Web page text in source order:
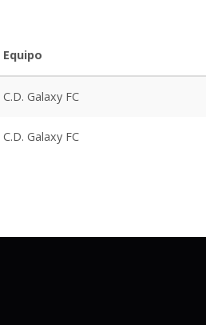
Equipo
C.D. Galaxy FC
C.D. Galaxy FC